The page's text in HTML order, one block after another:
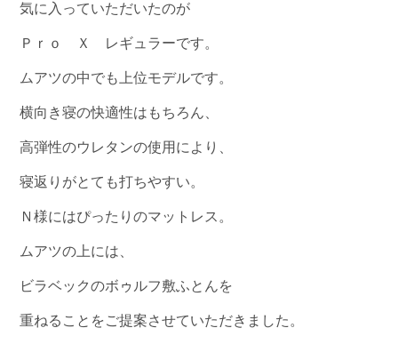
気に入っていただいたのが
Ｐｒｏ Ｘ レギュラーです。
ムアツの中でも上位モデルです。
横向き寝の快適性はもちろん、
高弾性のウレタンの使用により、
寝返りがとても打ちやすい。
Ｎ様にはぴったりのマットレス。
ムアツの上には、
ビラベックのボゥルフ敷ふとんを
重ねることをご提案させていただきました。